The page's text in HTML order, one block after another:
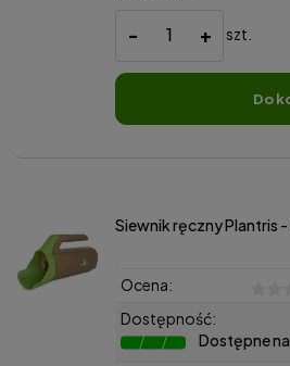
- + szt.
do
Siewnik ręczny Plantris
Ocena:
Dostępność:
Dostępne